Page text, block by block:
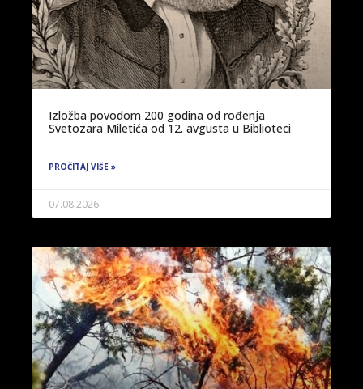
Izložba povodom 200 godina od rođenja
Svetozara Miletića od 12. avgusta u Biblioteci
PROČITAJ VIŠE »
07.08.2026.